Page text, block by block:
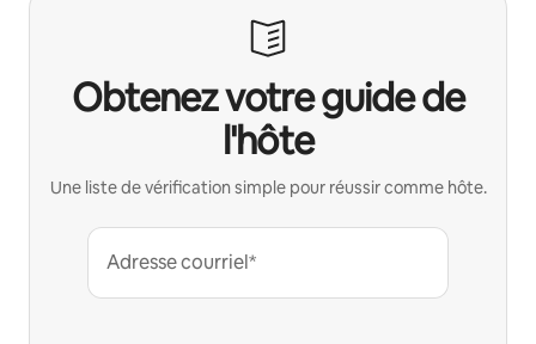
Obtenez votre guide de
l'hôte
Une liste de vérification simple pour réussir comme hôte.
Adresse courriel*